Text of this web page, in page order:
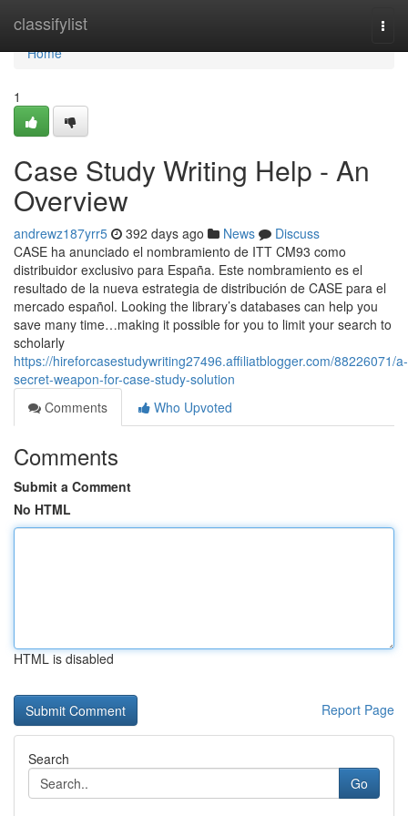
classifylist
Home
Home
1
Case Study Writing Help - An
Overview
andrewz187yrr5 392 days ago News
Discuss
CASE ha anunciado el nombramiento de ITT CM93 como
distribuidor exclusivo para España. Este nombramiento es el
resultado de la nueva estrategia de distribución de CASE para el
mercado español. Looking the library’s databases can help you
save many time…making it possible for you to limit your search to
scholarly
https://hireforcasestudywriting27496.affiliatblogger.com/88226071/a-
secret-weapon-for-case-study-solution
Comments
Who Upvoted
Comments
Submit a Comment
No HTML
HTML is disabled
Report Page
Search
Go